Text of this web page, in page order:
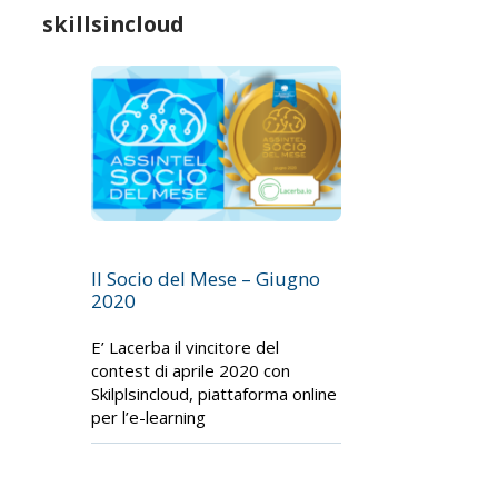
skillsincloud
Il Socio del Mese – Giugno
2020
E’ Lacerba il vincitore del
contest di aprile 2020 con
Skilplsincloud, piattaforma online
per l’e-learning